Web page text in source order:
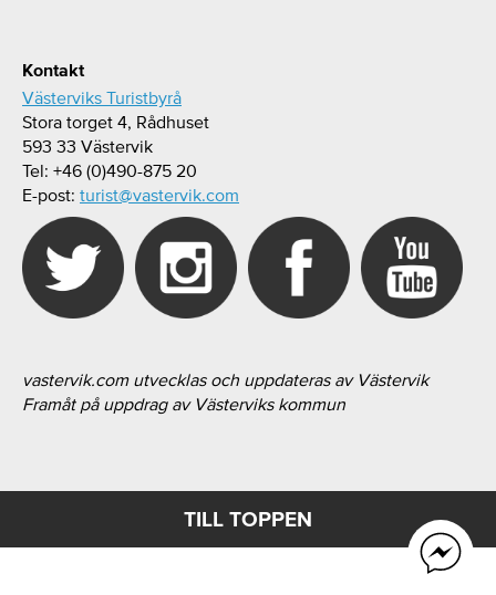
Kontakt
Västerviks Turistbyrå
Stora torget 4, Rådhuset
593 33 Västervik
Tel: +46 (0)490-875 20
E-post: turist@vastervik.com
vastervik.com utvecklas och uppdateras av Västervik
Framåt på uppdrag av Västerviks kommun
TILL TOPPEN